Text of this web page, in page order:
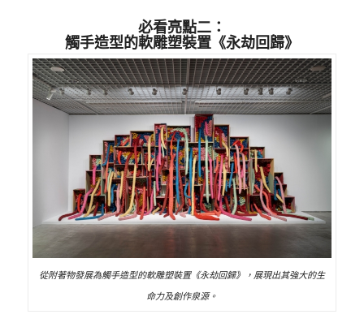
必看亮點二：
觸手造型的軟雕塑裝置《永劫回歸》
從附著物發展為觸手造型的軟雕塑裝置《永劫回歸》，展現出其強大的生
命力及創作泉源。